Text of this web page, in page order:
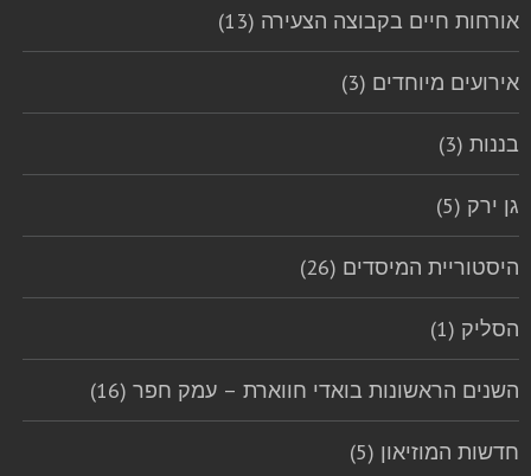
אורחות חיים בקבוצה הצעירה (13)
אירועים מיוחדים (3)
בננות (3)
גן ירק (5)
היסטוריית המיסדים (26)
הסליק (1)
השנים הראשונות בואדי חווארת – עמק חפר (16)
חדשות המוזיאון (5)